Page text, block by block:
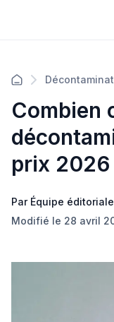
Combien
prix 2026
Par Équipe éditoriale
Modifié le 28 avril